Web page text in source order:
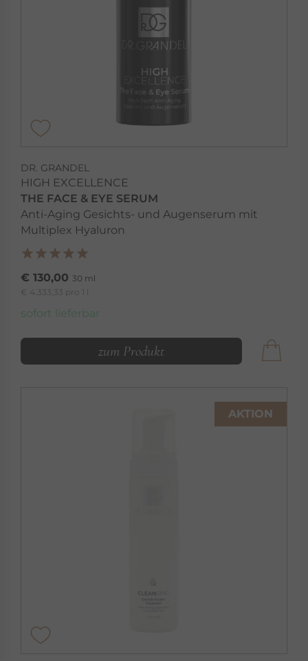
DR. GRANDEL
HIGH EXCELLENCE
THE FACE & EYE SERUM
Anti-Aging Gesichts- und Augenserum mit
Multiplex Hyaluron
€ 130,00 30 ml
€ 4.333,33 pro 1 l
sofort lieferbar
zum Produkt
AKTION